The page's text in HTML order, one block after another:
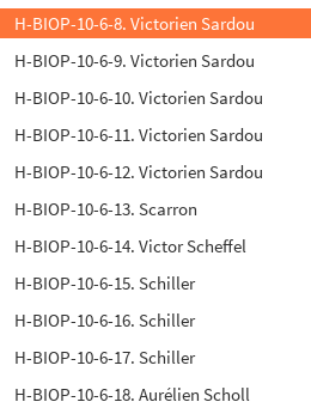
H-BIOP-10-6-8. Victorien Sardou
H-BIOP-10-6-9. Victorien Sardou
H-BIOP-10-6-10. Victorien Sardou
H-BIOP-10-6-11. Victorien Sardou
H-BIOP-10-6-12. Victorien Sardou
H-BIOP-10-6-13. Scarron
H-BIOP-10-6-14. Victor Scheffel
H-BIOP-10-6-15. Schiller
H-BIOP-10-6-16. Schiller
H-BIOP-10-6-17. Schiller
H-BIOP-10-6-18. Aurélien Scholl